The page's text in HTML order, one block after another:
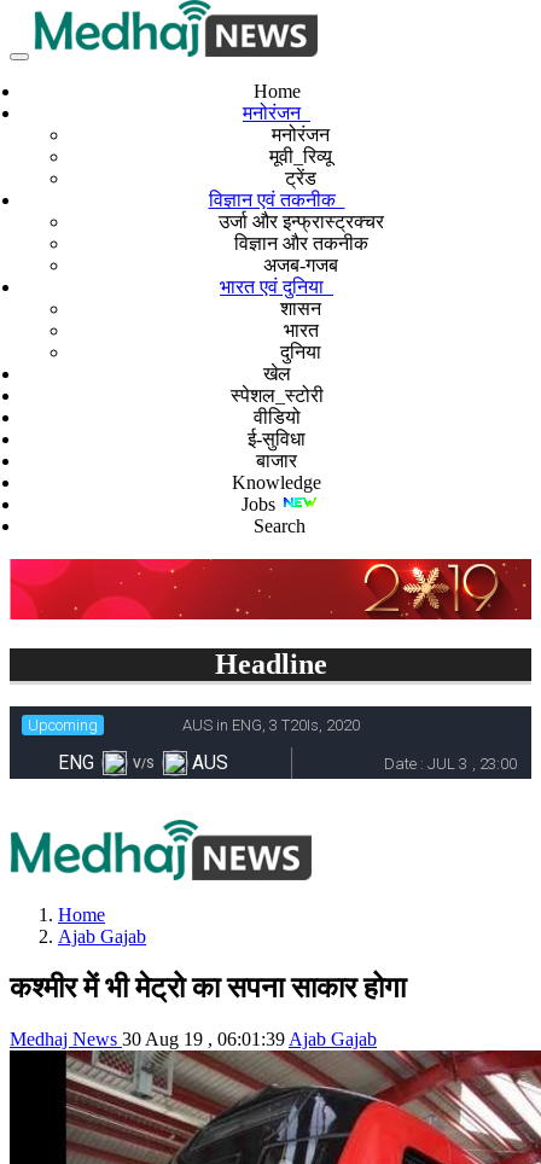
Home
मनोरंजन
मनोरंजन
मूवी_रिव्यू
ट्रेंड
विज्ञान एवं तकनीक
उर्जा और इन्फ्रास्ट्रक्चर
विज्ञान और तकनीक
अजब-गजब
भारत एवं दुनिया
शासन
भारत
दुनिया
खेल
स्पेशल_स्टोरी
वीडियो
ई-सुविधा
बाजार
Knowledge
Jobs
Search
Headline
Home
Ajab Gajab
कश्मीर में भी मेट्रो का सपना साकार होगा
Medhaj News 30 Aug 19 , 06:01:39 Ajab Gajab